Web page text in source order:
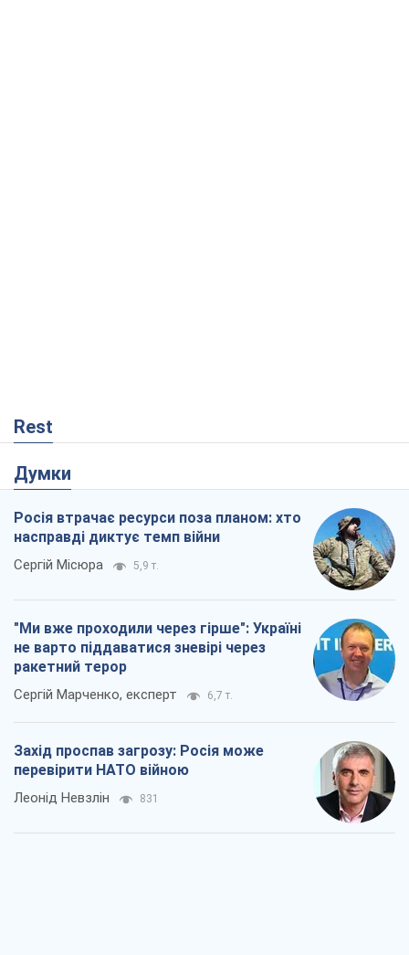
Rest
Думки
Росія втрачає ресурси поза планом: хто
насправді диктує темп війни
Сергій Місюра 5,9 т.
"Ми вже проходили через гірше": Україні
не варто піддаватися зневірі через
ракетний терор
Сергій Марченко, експерт 6,7 т.
Захід проспав загрозу: Росія може
перевірити НАТО війною
Леонід Невзлін 831